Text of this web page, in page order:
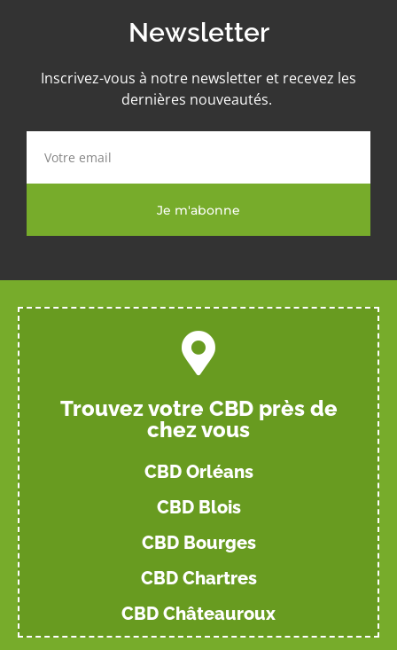
Newsletter
Inscrivez-vous à notre newsletter et recevez les
dernières nouveautés.
Je m'abonne
Trouvez votre CBD près de
chez vous
CBD Orléans
CBD Blois
CBD Bourges
CBD Chartres
CBD Châteauroux